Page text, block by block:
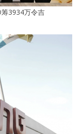
3934万令吉